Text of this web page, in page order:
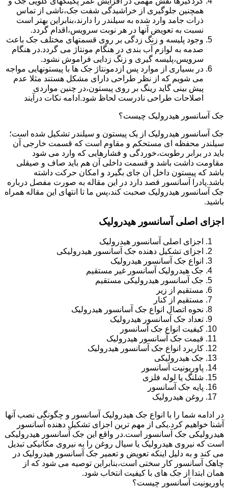
همچنین جلوگیری از خراشیدگی شفت جک،ناشی از تماس
ذرات جامد وارد شده به سیلندر را دارند،بنابراین بهتر است
نسبت به تعویض آنها در هر نوبت سرویس،اقدام گردد.
وجود پلیسه و زنگ زدگی بر روی قسمتهای مختلف جک باعث
صدمه به لوازم آب بندی در هنگام مونتاژ می گردد.در هنگام
سرویس،پلیسه گیری و زنگ زدایی فراموش نشود.
در بسیاری از موارد پس ازدمونتاژ جک ها با پیستونهایی مواجه
می شویم که از نظر طراحی دارای مشکل هستند مثلا عدم
پیش بینی گاید رینگ بر روی پیستون،در چنین مواردی
اصلاحات طراحی نادرست لحاظ شود.ادامه نکات درآیند
جک آسانسور هیدرولیک چیست؟
جک آسانسور هیدرولیک از یک پیستون و سیلندر تشکیل شده است؛
سیلندر محفظه ای مستحکم و مقاوم است که قسمت خارجی آن
باید در برابر رطوبت،خوردگی و فشارهایی که وارد می شود
مقاومت داشت باشد و قسمت داخلی آن هم باید صاف و صیقلی
باشد که پیستون داخل آن جای بگیرد و امکان حرکت داشته
باشد.پادرا آسانسور قصد دارد در این مقاله به صورت مفصل درباره
جک آسانسور هیدرولیک صحبت کند،پس ما تا انتهای این مقاله همراه
باشید.
اجزای اصلی آسانسور هیدرولیک
اجزای اصلی آسانسور هیدرولیک
اجزای تشکیل دهنده جک آسانسور هیدرولیکی
انواع جک آسانسور هیدرولیک
جک هیدرولیک آسانسور غیر مستقیم
جک آسانسور هیدرولیکی مستقیم
مستقیم از زیر
مستقیم از کنار
نحوه اتصال انواع جک آسانسور هیدرولیک
تعداد جک آسانسور هیدرولیک
کیفیت انواع جک آسانسور
قیمت جک آسانسور هیدرولیک
کاربرد انواع جک آسانسور هیدرولیک
جک هیدرولیکی
پاوریونیت آسانسور
شلنگ یا لوله فلزی
پایه جک آسانسور
روغن هیدرولیک
در ادامه شما را با انواع جک هیدرولیک آسانسور و چگونگی نصب آنها
آشنا خواهیم کرد.یکی از مهم ترین اجزای تشکیل دهنده آسانسور
هیدرولیکی جک آسانسور است.در واقع این جک آسانسور هیدرولیکی
است که نیروی هیدرولیک یا سیال روغن را به نیروی مکانیکی تبدیل
می کند و به دلیل اینکه تعویض و تعمیر جک آسانسور هیدرولیک در
چاهک آسانسور کار سختی است،بنابراین توصیه می شود که از
همان ابتدا از جک های با کیفیت انتخاب شود.
پاوریونیت آسانسور چیست؟